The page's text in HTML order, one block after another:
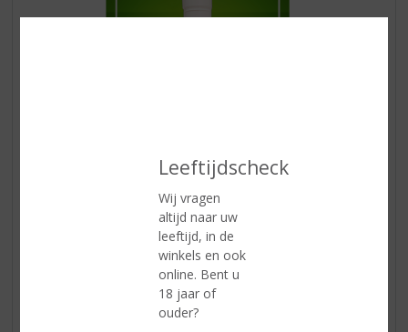
Leeftijdscheck
Wij vragen
altijd naar uw
leeftijd, in de
winkels en ook
online. Bent u
18 jaar of
ouder?
Een bijzonder smaakvolle roomlikeur uit het mooie
Italië. Door het relatief lage alcoholpercentage, de
aangename smaak vanmeloenen de bereiding met
o.a. verse volle melk en room is deze likeur heerlijk fris,
zacht en vol van smaak!
Ook lekker is een Pornstar Bellini!